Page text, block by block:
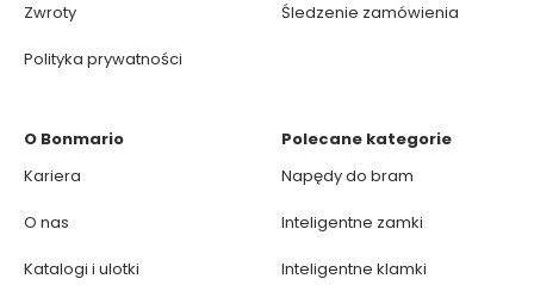
Zwroty
Polityka prywatności
Śledzenie zamówienia
O Bonmario
Kariera
O nas
Katalogi i ulotki
Polecane kategorie
Napędy do bram
Inteligentne zamki
Inteligentne klamki